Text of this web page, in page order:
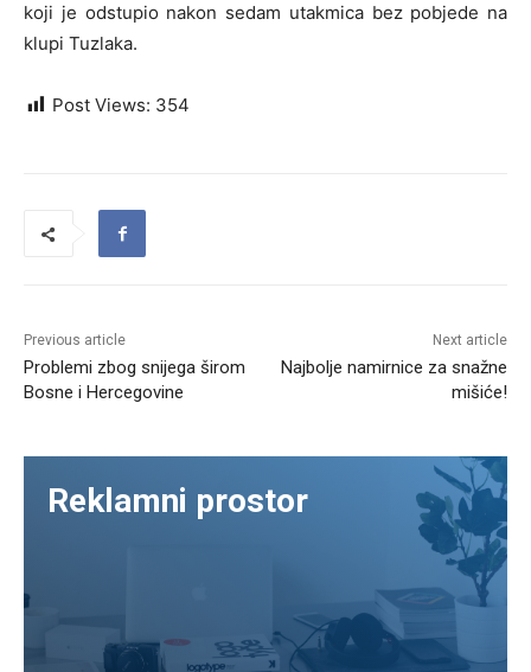
koji je odstupio nakon sedam utakmica bez pobjede na
klupi Tuzlaka.
Post Views: 354
Previous article
Problemi zbog snijega širom
Bosne i Hercegovine
Next article
Najbolje namirnice za snažne
mišiće!
Reklamni prostor